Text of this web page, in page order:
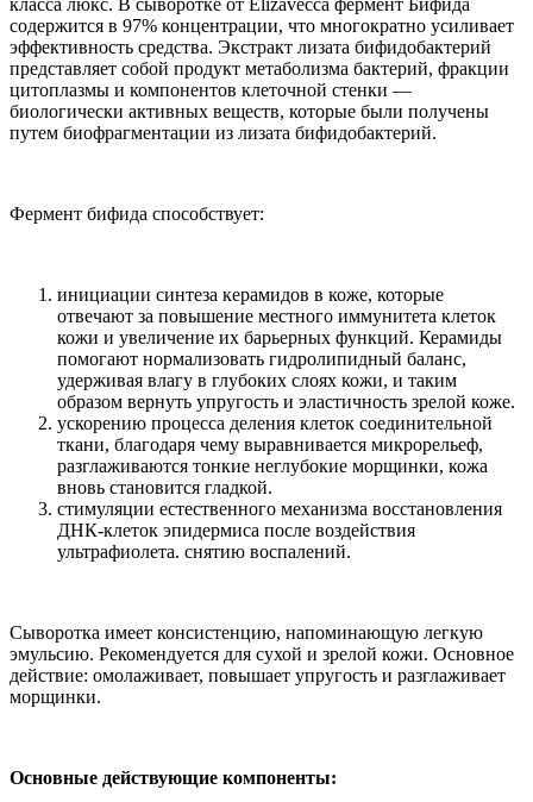
содержится в 97% концентрации, что многократно усиливает
эффективность средства. Экстракт лизата бифидобактерий
представляет собой продукт метаболизма бактерий, фракции
цитоплазмы и компонентов клеточной стенки —
биологически активных веществ, которые были получены
путем биофрагментации из лизата бифидобактерий.
Фермент бифида способствует:
инициации синтеза керамидов в коже, которые
отвечают за повышение местного иммунитета клеток
кожи и увеличение их барьерных функций. Керамиды
помогают нормализовать гидролипидный баланс,
удерживая влагу в глубоких слоях кожи, и таким
образом вернуть упругость и эластичность зрелой коже.
ускорению процесса деления клеток соединительной
ткани, благодаря чему выравнивается микрорельеф,
разглаживаются тонкие неглубокие морщинки, кожа
вновь становится гладкой.
стимуляции естественного механизма восстановления
ДНК-клеток эпидермиса после воздействия
ультрафиолета. снятию воспалений.
Сыворотка имеет консистенцию, напоминающую легкую
эмульсию. Рекомендуется для сухой и зрелой кожи. Основное
действие: омолаживает, повышает упругость и разглаживает
морщинки.
Основные действующие компоненты: